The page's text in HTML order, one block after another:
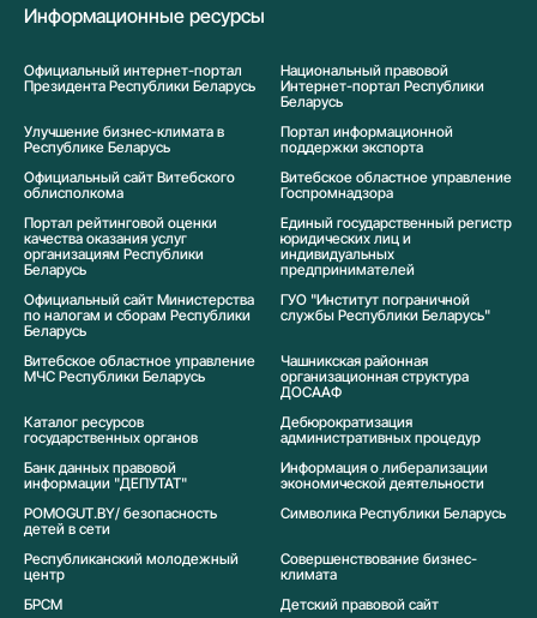
Информационные ресурсы
Официальный интернет-портал
Президента Республики Беларусь
Национальный правовой
Интернет-портал Республики
Беларусь
Улучшение бизнес-климата в
Республике Беларусь
Портал информационной
поддержки экспорта
Официальный сайт Витебского
облисполкома
Витебское областное управление
Госпромнадзора
Портал рейтинговой оценки
качества оказания услуг
организациям Республики
Беларусь
Единый государственный регистр
юридических лиц и
индивидуальных
предпринимателей
Официальный сайт Министерства
по налогам и сборам Республики
Беларусь
ГУО "Институт пограничной
службы Республики Беларусь"
Витебское областное управление
МЧС Республики Беларусь
Чашникская районная
организационная структура
ДОСААФ
Каталог ресурсов
государственных органов
Дебюрократизация
административных процедур
Банк данных правовой
информации "ДЕПУТАТ"
Информация о либерализации
экономической деятельности
POMOGUT.BY/ безопасность
детей в сети
Символика Реcпублики Беларусь
Республиканский молодежный
центр
Совершенствование бизнес-
климата
БРСМ
Детский правовой сайт